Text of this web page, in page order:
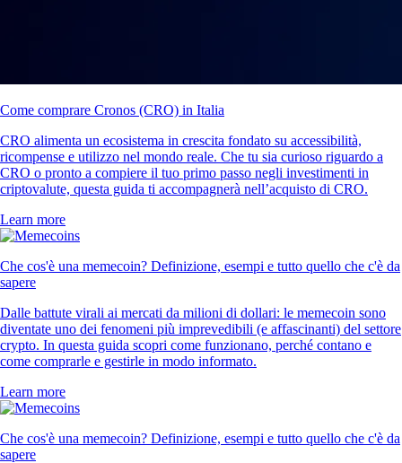
Come comprare Cronos (CRO) in Italia
CRO alimenta un ecosistema in crescita fondato su accessibilità,
ricompense e utilizzo nel mondo reale. Che tu sia curioso riguardo a
CRO o pronto a compiere il tuo primo passo negli investimenti in
criptovalute, questa guida ti accompagnerà nell’acquisto di CRO.
Learn more
Che cos'è una memecoin? Definizione, esempi e tutto quello che c'è da
sapere
Dalle battute virali ai mercati da milioni di dollari: le memecoin sono
diventate uno dei fenomeni più imprevedibili (e affascinanti) del settore
crypto. In questa guida scopri come funzionano, perché contano e
come comprarle e gestirle in modo informato.
Learn more
Che cos'è una memecoin? Definizione, esempi e tutto quello che c'è da
sapere